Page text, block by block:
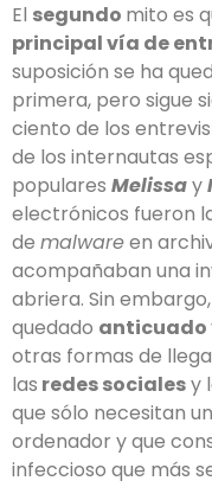
El segundo mito es
principal vía de
suposición se ha
primera, pero sigue
ciento de los
de los internautas
populares Melissay
electrónicos fueron
de malwareen
acompañaban una
abriera. Sin
quedado anticuado
otras formas de
las redes socialesy
que sólo necesitan
ordenador y que
infeccioso que más